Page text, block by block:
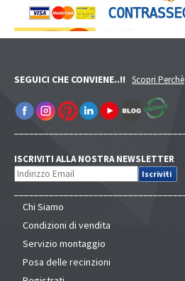
SEGUICI CHE CONVIENE..!! Scopri Perchè
ISCRIVITI ALLA NOSTRA NEWSLETTER
Chi Siamo
Condizioni di vendita
Servizio montaggio
Posa delle recinzioni